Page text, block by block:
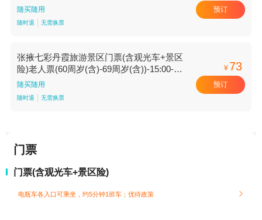
【09:00-12:00场】
随买随用
随时退 无需换票
预订
张掖七彩丹霞旅游景区门票(含观光车+景区
险)老人票(60周岁(含)-69周岁(含))-15:00-
17:00场【15:00-17:00场】
随买随用
随时退 无需换票
¥ 73
预订
门票
门票(含观光车+景区险)
电瓶车各入口可乘坐，约5分钟1班车； 优待政策 